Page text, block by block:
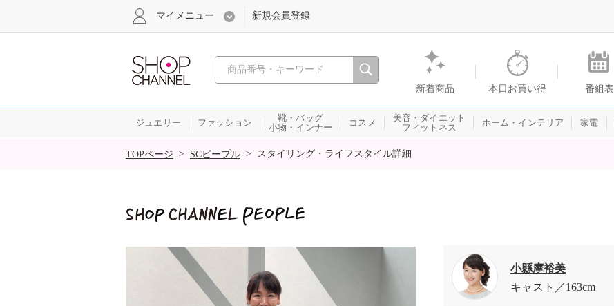
心おどる、瞬間を。通販・テレビショッピングのショップチャンネル
新着商品 本日お買い得 番組表
マイメニュー 新規会員登録
ジュエリー ファッション
靴・バッグ
小物・インナー
コスメ
美容・ダイエット
フィットネス
ホーム・インテリア 家電
SALE
TOPページ > SCピープル > スタイリング・ライフスタイル詳細
小縣摩裕美
キャスト
163cm